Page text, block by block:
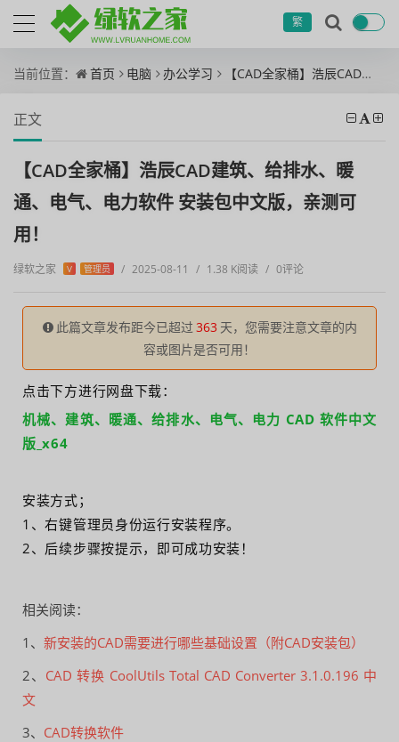
繁
当前位置： 首页 电脑 办公学习 【CAD全家桶】浩辰CAD建筑、给排水、暖通、电气、电力软件 安装包中文版，亲测可用！
正文
【CAD全家桶】浩辰CAD建筑、给排水、暖
通、电气、电力软件 安装包中文版，亲测可
用！
绿软之家 V 管理员 / 2025-08-11 / 1.38 K阅读 / 0评论
此篇文章发布距今已超过 363 天，您需要注意文章的内
容或图片是否可用！
点击下方进行网盘下载：
机械、建筑、暖通、给排水、电气、电力 CAD 软件中文
版_x64
安装方式；
1、右键管理员身份运行安装程序。
2、后续步骤按提示，即可成功安装！
相关阅读：
1、 新安装的CAD需要进行哪些基础设置（附CAD安装包）
2、 CAD 转换 CoolUtils Total CAD Converter 3.1.0.196 中
文
3、 CAD转换软件